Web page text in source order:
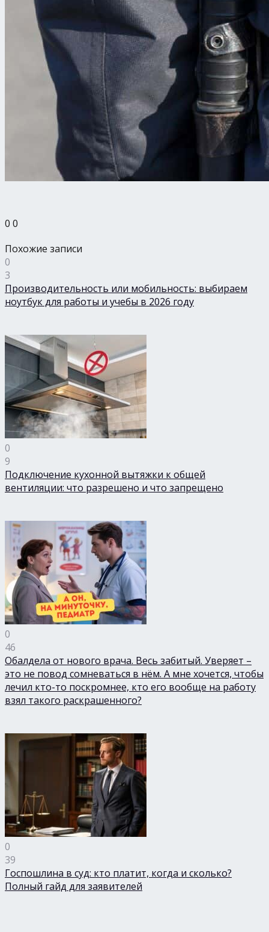
0 0
Похожие записи
0
3
Производительность или мобильность: выбираем
ноутбук для работы и учебы в 2026 году
0
9
Подключение кухонной вытяжки к общей
вентиляции: что разрешено и что запрещено
0
46
Обалдела от нового врача. Весь забитый. Уверяет –
это не повод сомневаться в нём. А мне хочется, чтобы
лечил кто-то поскромнее, кто его вообще на работу
взял такого раскрашенного?
0
39
Госпошлина в суд: кто платит, когда и сколько?
Полный гайд для заявителей